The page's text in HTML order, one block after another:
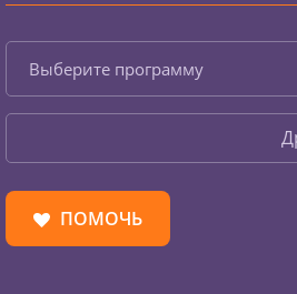
Выберите программу
ПОМОЧЬ